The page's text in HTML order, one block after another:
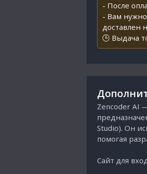
- После
- Вам
доставлен
🕒 Выдача
Zencoder AI
Studio). Он
помогая
Сайт для